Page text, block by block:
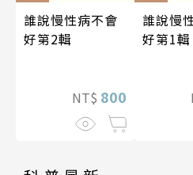
誰說慢性病不會
好第2輯
NT$ 800
誰說慢
好第1輯